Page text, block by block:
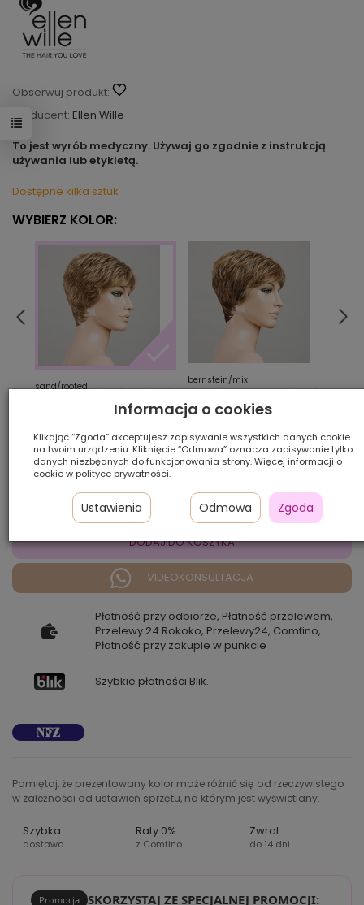
Obserwuj produkt:
Producent: Ellen Wille
To jest wyrób medyczny. Używaj go zgodnie z instrukcją
używania lub etykietą.
Dostępne kilka sztuk
WYBIERZ KOLOR:
sand/rooted
bernstein/mix
Ilość szt.:
DODAJ DO KOSZYKA
VIDEOKONSULTACJA
Płatność przy odbiorze, Płatność przelewem,
Przelewy 24 Rokoko, Przelewy24, Comfino,
Płatność przy zakupie w punkcie
Szybkie płatności Blik.
Pamiętaj, że prezentowany kolor może różnić się od rzeczywistego
w zależności od ustawień sprzętu, na którym jest wyświetlany.
Szybka
dostawa
Raty 0%
z Comfino
Zwrot
do 14 dni
Promocja SKORZYSTAJ ZE SPECJALNEJ PROMOCJI:
Informacja o cookies
Klikając “Zgoda” akceptujesz zapisywanie wszystkich danych cookie
na twoim urządzeniu. Kliknięcie “Odmowa” oznacza zapisywanie tylko
danych niezbędnych do funkcjonowania strony. Więcej informacji o
cookie w polityce prywatności.
Ustawienia Odmowa Zgoda